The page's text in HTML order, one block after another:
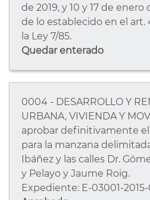
de 2019, y 10 y 17 de
de lo establecido en el art.
la Ley 7/85.
Quedar enterado
0004 - DESARROLLO Y
URBANA, VIVIENDA Y
aprobar definitivamente
para la manzana
Ibáñez y las calles Dr.
y Pelayo y Jaume Roig.
Expediente: E-03001-